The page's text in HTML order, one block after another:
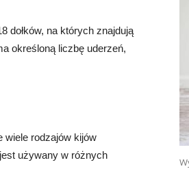
dołków, na których znajdują
określoną liczbę uderzeń,
wiele rodzajów kijów
używany w różnych